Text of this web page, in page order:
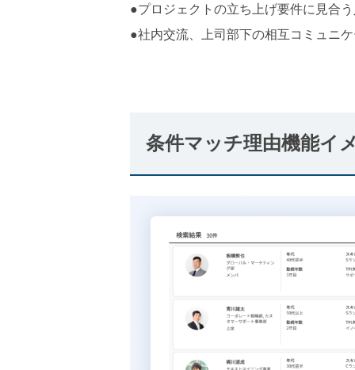
●プロジェクトの立ち上げ要件に見合
●社内交流、上司部下の相互コミュニ
条件マッチ理由機能イ